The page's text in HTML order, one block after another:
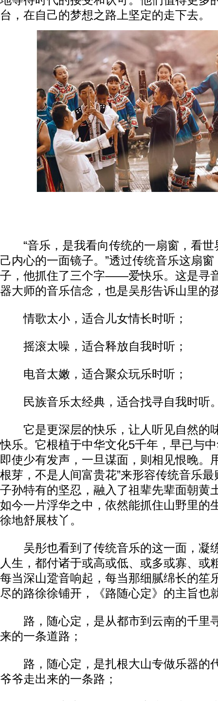
台，在自己的梦想之路上坚定的走下去。
“音乐，是我看向传统的一扇窗，看世
己内心的一面镜子。”透过传统音乐这扇
子，他抓住了三个字——爱快乐。这是寻
器大师的音乐信念，也是吴彤告诉山里的
情歌太小，适合儿女情长时听；
摇滚太噪，适合释放自我时听；
电音太嫩，适合聚众玩乐时听；
民族音乐太经典，适合找寻自我时听
它是更深层的快乐，让人听见自然的
快乐。它根植于中华文化5千年，早已与
即使少有发声，一旦谋面，则相见恨晚。
根芽，不是人间富贵花”来形容传统音乐
子孙特有的坚忍，融入了祖辈先辈面朝黄
如今一片浮华之中，依然能抓住山野里的
徐地舒展枝丫。
吴彤也看到了传统音乐的这一面，凝
人生，都付诸于或高或低、或多或寡、或
每当深山跫音响起，每当那细腻绵长的笙
尽的路徐徐铺开，《路随心定》的主旨也
路，随心定，是从都市到云南的千里
来的一条道路；
路，随心定，是扎根大山专做乐器的
爷爷走出来的一条路；